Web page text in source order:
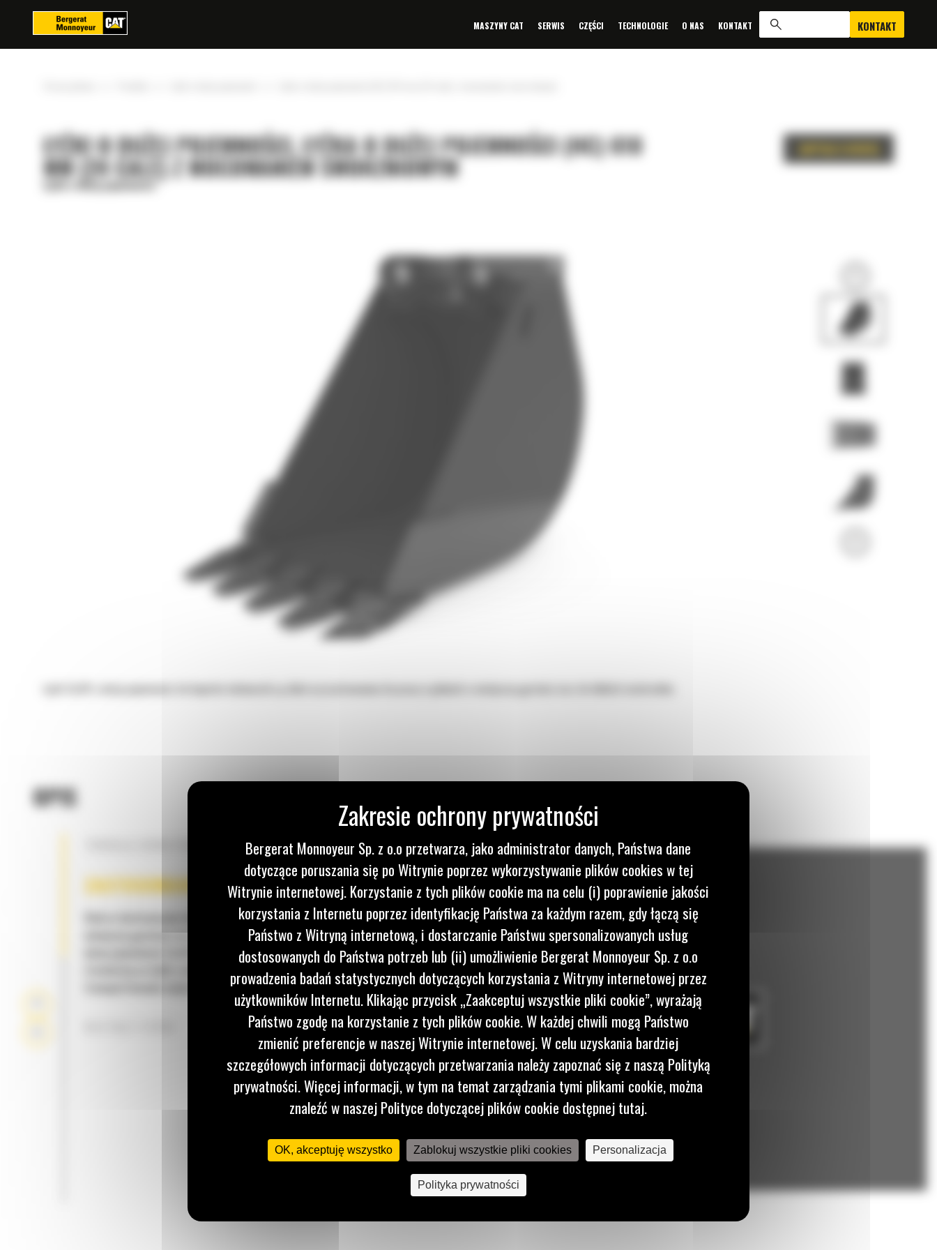
MASZYNY CAT SERWIS CZĘŚCI TECHNOLOGIE O NAS KONTAKT KONTAKT
ŁYŻKI O DUŻEJ POJEMNOŚCI, ŁYŻKA O DUŻEJ POJEMNOŚCI (HC) 610
MM (24 CALE) Z MOCOWANIEM SWORZNIOWYM
Łyżki o dużej pojemności
Łyżki Cat® o dużej pojemności do koparko-ładowarek są dobrze przystosowane do pracy w glebach o mniejszej gęstości oraz do lekkich materiałów.
OPIS
ZASTOSOWANIE
Dobrze dostosowane do pracy związanej z glebą o
mniejszej gęstości oraz lekkimi materiałami. Łyżki o
dużej pojemności Cat® charakteryzują się taką samą
trwałością co łyżki o dużej wytrzymałości, ale umożliwiają
transportowanie większej objętości materiału.
Panel zarządzania plikami cookies
Bergerat Monnoyeur Sp. z o.o przetwarza, jako administrator danych, Państwa dane
dotyczące poruszania się po Witrynie poprzez wykorzystywanie plików cookies w tej
Witrynie internetowej. Korzystanie z tych plików cookie ma na celu (i) poprawienie jakości
korzystania z Internetu poprzez identyfikację Państwa za każdym razem, gdy łączą się
Państwo z Witryną internetową, i dostarczanie Państwu spersonalizowanych usług
dostosowanych do Państwa potrzeb lub (ii) umożliwienie Bergerat Monnoyeur Sp. z o.o
prowadzenia badań statystycznych dotyczących korzystania z Witryny internetowej przez
użytkowników Internetu. Klikając przycisk „Zaakceptuj wszystkie pliki cookie”, wyrażają
Państwo zgodę na korzystanie z tych plików cookie. W każdej chwili mogą Państwo
zmienić preferencje w naszej Witrynie internetowej. W celu uzyskania bardziej
szczegółowych informacji dotyczących przetwarzania należy zapoznać się z naszą Polityką
prywatności. Więcej informacji, w tym na temat zarządzania tymi plikami cookie, można
znaleźć w naszej Polityce dotyczącej plików cookie dostępnej tutaj.
OK, akceptuję wszystko Zablokuj wszystkie pliki cookies Personalizacja
Polityka prywatności